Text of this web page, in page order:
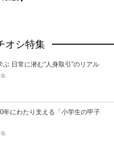
オシ特集
ぶ 日常に潜む“人身取引”のリアル
集
年にわたり支える「小学生の甲子
集